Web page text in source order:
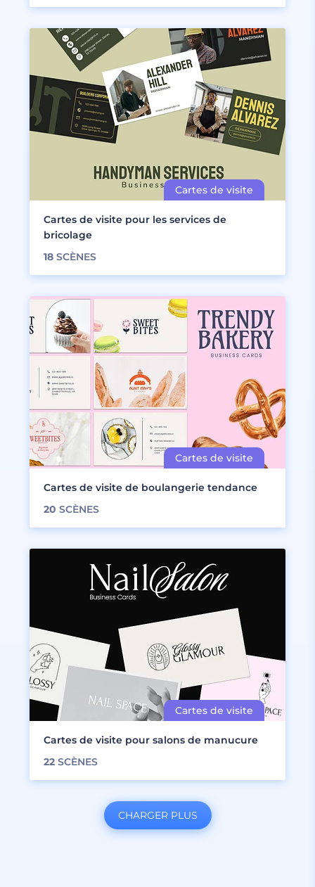
Cartes de visite pour les services de
bricolage
18 SCÈNES
Cartes de visite de boulangerie tendance
20 SCÈNES
Cartes de visite pour salons de manucure
22 SCÈNES
CHARGER PLUS